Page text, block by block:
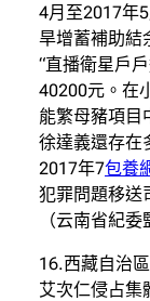
4月至2017年
旱增蓄補助結
“直播衛星戶
40200元。在
能繁母豬項目
徐達義還存在
2017年7包養
犯罪問題移送
（云南省紀委
16.西藏自治
艾次仁侵占集